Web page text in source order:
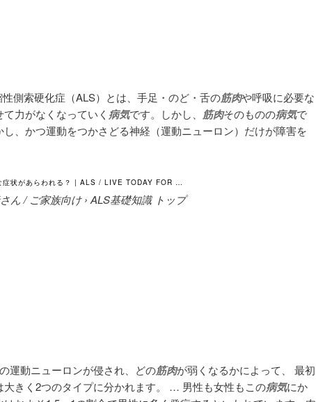
側索硬化症（ALS）とは、手足・のど・舌の筋肉や呼吸に必要な
力がなくなっていく 病気です。しかし、 筋肉そのものの病気で
し、かつ運動をつかさどる神経（運動ニューロン）だけが障害を
症状があらわれる？ | ALS / LIVE TODAY FOR …
ん / ご家族向け › ALS基礎知識 トップ
運動ニューロンが侵され、どの筋肉が弱くなるかによって、 最初
大きく2つのタイプに分かれます。 … 男性も女性もこの病気にか